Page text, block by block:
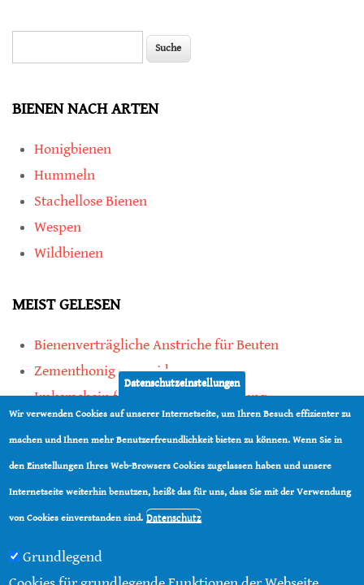
BIENEN NACH ARTEN
Honigbienen
Hummeln
Stachellose Bienen
Wespen
Wildbienen
MEIST GELESEN
Bienenverträgliche Anstriche für Beuten
Zementhonig vermeiden
Imkerschein für Honigbienen-Haltung
Kauf von Mittelwänden ist Vertrauenssache
teilen
Datenschutzeinstellungen
Wir verwenden Cookies auf unserer Internetseite, um Ihren Besuch effizienter zu
machen und Ihnen mehr Benutzerfreundlichkeit bieten zu können. Wenn Sie in
den Einstellungen Ihres Web-Browsers Cookies zugelassen haben und unsere
Internetseite weiterhin benutzen, heißt das für uns, dass Sie mit der Verwendung
von Cookies einverstanden sind. Datenschutz
Grundlegend